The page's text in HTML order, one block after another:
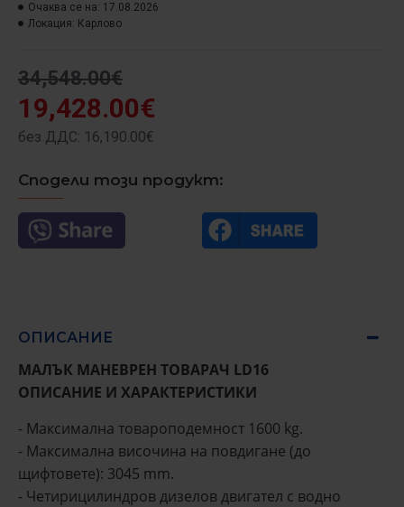
19,428.00€
34,548.00€
без ДДС: 16,190.00€
Очаква се на: 17.08.2026
Локация: Карлово
Сподели този продукт:
ОПИСАНИЕ
МАЛЪК МАНЕВРЕН ТОВАРАЧ LD16
ОПИСАНИЕ И ХАРАКТЕРИСТИКИ
- Максимална товароподемност 1600 kg.
- Максимална височина на повдигане (до
щифтовете): 3045 mm.
- Четирицилиндров дизелов двигател с водно